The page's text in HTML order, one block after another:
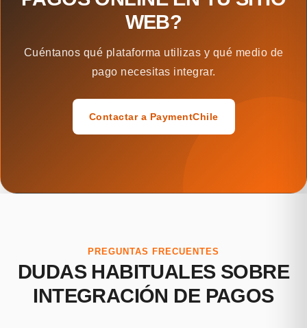
WEB?
Cuéntanos qué plataforma utilizas y qué medio de
pago necesitas integrar.
Contactar a PaymentChile
PREGUNTAS FRECUENTES
DUDAS HABITUALES SOBRE
INTEGRACIÓN DE PAGOS